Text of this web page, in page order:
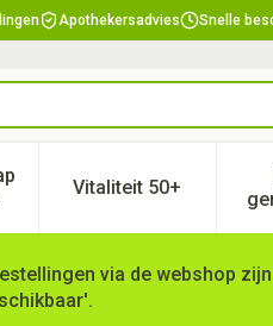
Apothekersadvies Snelle
hygiëne categorie
en vitamines
voor Zwangerschap
Vitaliteit 50+Toon submenu
via de webshop